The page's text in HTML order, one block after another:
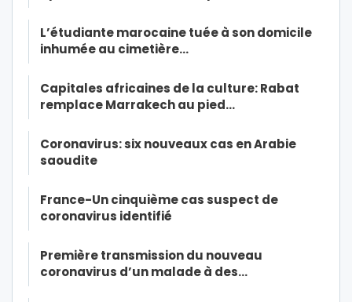
L’étudiante marocaine tuée à son domicile
inhumée au cimetière…
Capitales africaines de la culture: Rabat
remplace Marrakech au pied…
Coronavirus: six nouveaux cas en Arabie
saoudite
France-Un cinquième cas suspect de
coronavirus identifié
Première transmission du nouveau
coronavirus d’un malade à des…